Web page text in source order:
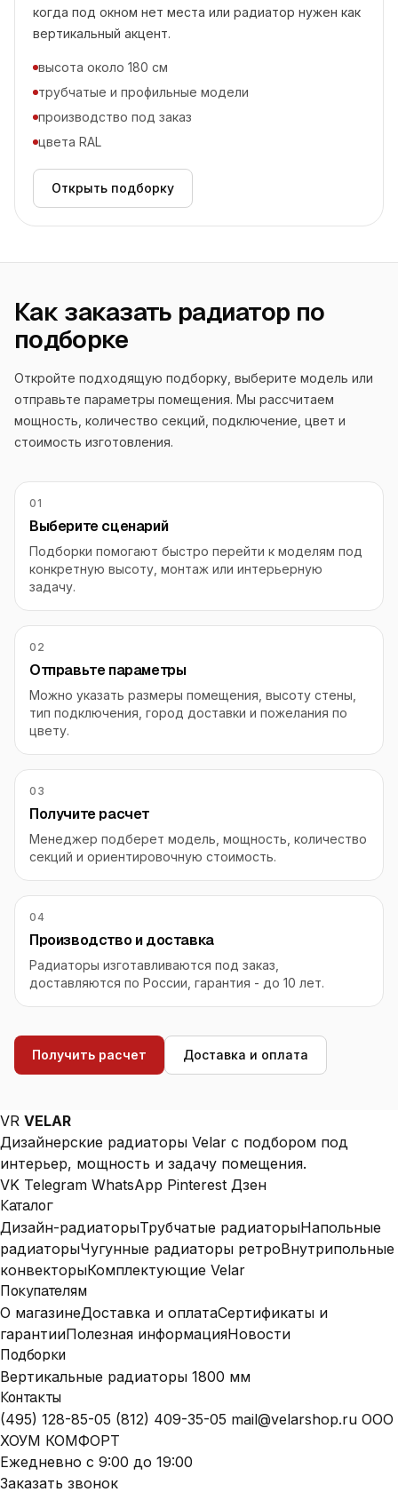
когда под окном нет места или радиатор нужен как
вертикальный акцент.
высота около 180 см
трубчатые и профильные модели
производство под заказ
цвета RAL
Открыть подборку
Как заказать радиатор по
подборке
Откройте подходящую подборку, выберите модель или
отправьте параметры помещения. Мы рассчитаем
мощность, количество секций, подключение, цвет и
стоимость изготовления.
01
Выберите сценарий
Подборки помогают быстро перейти к моделям под
конкретную высоту, монтаж или интерьерную
задачу.
02
Отправьте параметры
Можно указать размеры помещения, высоту стены,
тип подключения, город доставки и пожелания по
цвету.
03
Получите расчет
Менеджер подберет модель, мощность, количество
секций и ориентировочную стоимость.
04
Производство и доставка
Радиаторы изготавливаются под заказ,
доставляются по России, гарантия - до 10 лет.
Получить расчет Доставка и оплата
VR VELAR
Дизайнерские радиаторы Velar с подбором под
интерьер, мощность и задачу помещения.
VK Telegram WhatsApp Pinterest Дзен
Каталог
Дизайн-радиаторыТрубчатые радиаторыНапольные
радиаторыЧугунные радиаторы ретроВнутрипольные
конвекторыКомплектующие Velar
Покупателям
О магазинеДоставка и оплатаСертификаты и
гарантииПолезная информацияНовости
Подборки
Вертикальные радиаторы 1800 мм
Контакты
(495) 128-85-05 (812) 409-35-05 mail@velarshop.ru ООО
ХОУМ КОМФОРТ
Ежедневно с 9:00 до 19:00
Заказать звонок